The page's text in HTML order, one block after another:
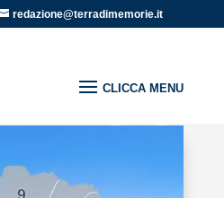
redazione@terradimemorie.it
1 – Centro storico